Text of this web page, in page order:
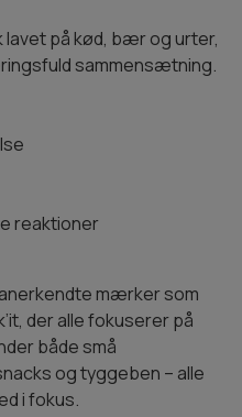
lavet på kød, bær og urter,
sammensætning.
reaktioner
mærker som
der alle fokuserer på
både små
og tyggeben – alle
i fokus.